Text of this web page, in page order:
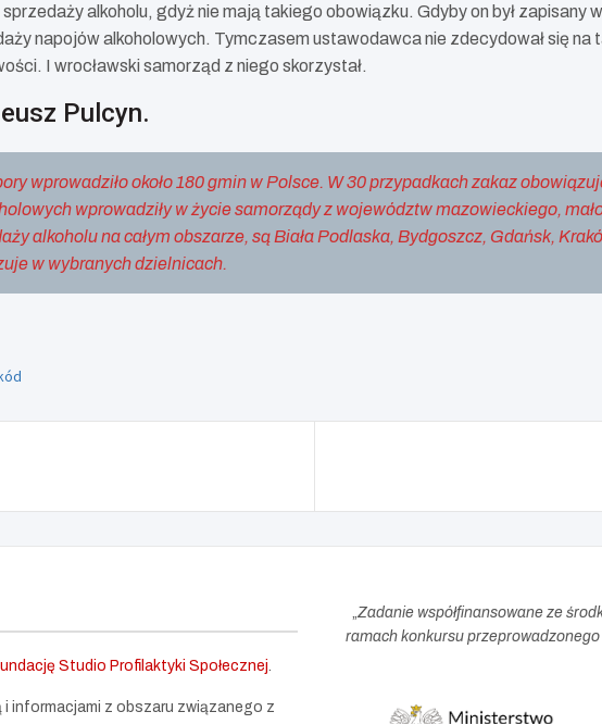
alkoholu, gdyż nie mają takiego obowiązku. Gdyby on był zapisany
napojów alkoholowych. Tymczasem ustawodawca nie zdecydował się
I wrocławski samorząd z niego skorzystał.
Pulcyn.
wprowadziło około 180 gmin w Polsce. W 30 przypadkach zakaz
wprowadziły w życie samorządy z województw mazowieckiego,
alkoholu na całym obszarze, są Biała Podlaska, Bydgoszcz, Gdańsk,
w wybranych dzielnicach.
Studio Profilaktyki Społecznej
informacjami z obszaru związanego z
Zadanie współfinansowane ze
ramach konkursu